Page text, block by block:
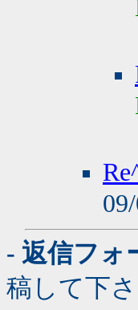
- 返信フォ
稿して下さ